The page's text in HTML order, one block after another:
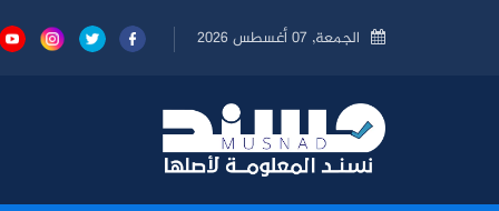
الجمعة, 07 أغسطس 2026